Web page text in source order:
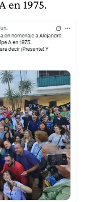
en 1975.